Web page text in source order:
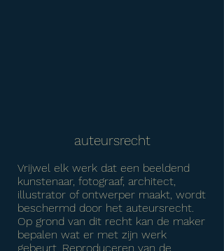
auteursrecht
Vrijwel elk werk dat een beeldend
kunstenaar, fotograaf, architect,
illustrator of ontwerper maakt, wordt
beschermd door het auteursrecht.
Op grond van dit recht kan de maker
bepalen wat er met zijn werk
gebeurt. Reproduceren van de